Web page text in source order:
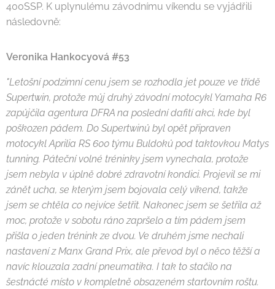
400SSP. K uplynulému závodnímu víkendu se vyjádřili
následovně:
Veronika Hankocyová #53
"Letošní podzimní cenu jsem se rozhodla jet pouze ve třídě
Supertwin, protože můj druhý závodní motocykl Yamaha R6
zapůjčila agentura DFRA na poslední dafití akci, kde byl
poškozen pádem. Do Supertwinů byl opět připraven
motocykl Aprilia RS 600 týmu Buldoků pod taktovkou Matys
tunning. Páteční volné tréninky jsem vynechala, protože
jsem nebyla v úplně dobré zdravotní kondici. Projevil se mi
zánět ucha, se kterým jsem bojovala celý víkend, takže
jsem se chtěla co nejvíce šetřit. Nakonec jsem se šetřila až
moc, protože v sobotu ráno zapršelo a tím pádem jsem
přišla o jeden trénink ze dvou. Ve druhém jsme nechali
nastavení z Manx Grand Prix, ale převod byl o něco těžší a
navíc klouzala zadní pneumatika. I tak to stačilo na
šestnácté místo v kompletně obsazeném startovním roštu.